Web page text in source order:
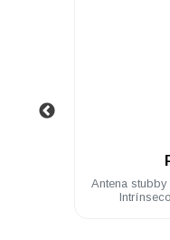
Antena